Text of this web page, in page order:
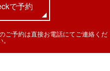
で予約
ご予約は直接お電話にてご連絡くだ